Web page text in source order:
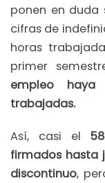
ponen en duda
cifras de
horas
primer
empleo
trabajadas.
Así, casi el
firmados hasta
discontinuo,